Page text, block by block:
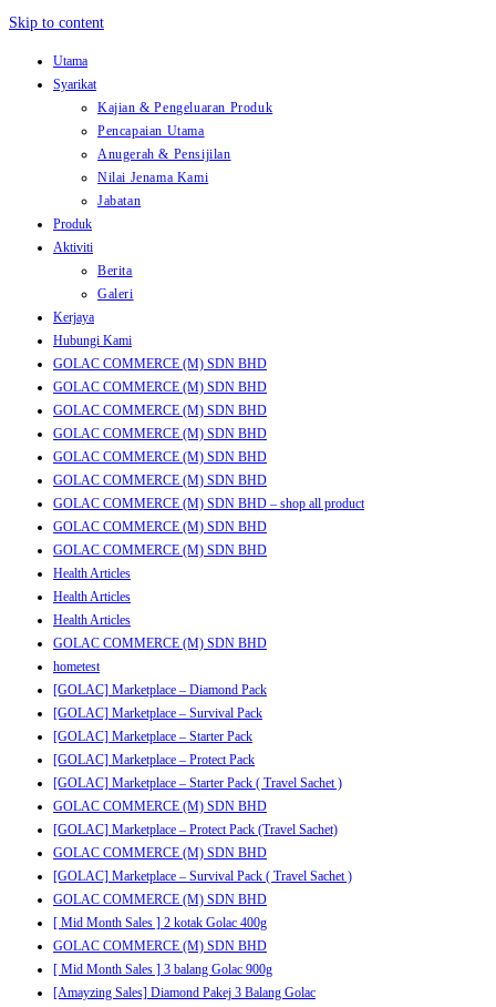
Skip to content
Utama
Syarikat
Kajian & Pengeluaran Produk
Pencapaian Utama
Anugerah & Pensijilan
Nilai Jenama Kami
Jabatan
Produk
Aktiviti
Berita
Galeri
Kerjaya
Hubungi Kami
GOLAC COMMERCE (M) SDN BHD
GOLAC COMMERCE (M) SDN BHD
GOLAC COMMERCE (M) SDN BHD
GOLAC COMMERCE (M) SDN BHD
GOLAC COMMERCE (M) SDN BHD
GOLAC COMMERCE (M) SDN BHD
GOLAC COMMERCE (M) SDN BHD – shop all product
GOLAC COMMERCE (M) SDN BHD
GOLAC COMMERCE (M) SDN BHD
Health Articles
Health Articles
Health Articles
GOLAC COMMERCE (M) SDN BHD
hometest
[GOLAC] Marketplace – Diamond Pack
[GOLAC] Marketplace – Survival Pack
[GOLAC] Marketplace – Starter Pack
[GOLAC] Marketplace – Protect Pack
[GOLAC] Marketplace – Starter Pack ( Travel Sachet )
GOLAC COMMERCE (M) SDN BHD
[GOLAC] Marketplace – Protect Pack (Travel Sachet)
GOLAC COMMERCE (M) SDN BHD
[GOLAC] Marketplace – Survival Pack ( Travel Sachet )
GOLAC COMMERCE (M) SDN BHD
[ Mid Month Sales ] 2 kotak Golac 400g
GOLAC COMMERCE (M) SDN BHD
[ Mid Month Sales ] 3 balang Golac 900g
[Amayzing Sales] Diamond Pakej 3 Balang Golac